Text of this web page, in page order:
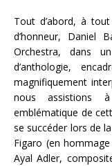
Tout d’abord, à
d’honneur, Daniel
Orchestra, dans
d’anthologie,
magnifiquement
nous assistions
emblématique de
se succéder lors de
Figaro (en
Ayal Adler,